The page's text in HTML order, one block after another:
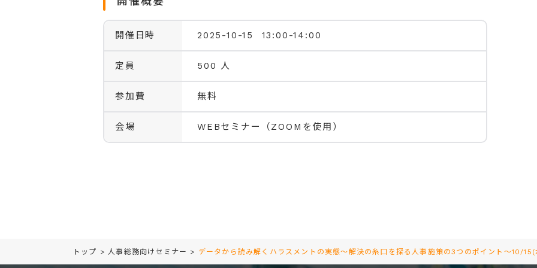
開催日時 2025-10-15 13:00-14:00
定員 500 人
参加費 無料
会場 WEBセミナー（ZOOMを使用）
トップ > 人事総務向けセミナー > データから読み解くハラスメントの実態～解決の糸口を探る人事施策の3つのポイント～10/